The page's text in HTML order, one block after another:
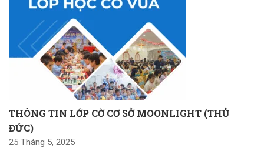
THÔNG TIN LỚP CỜ CƠ SỞ MOONLIGHT (THỦ
ĐỨC)
25 Tháng 5, 2025